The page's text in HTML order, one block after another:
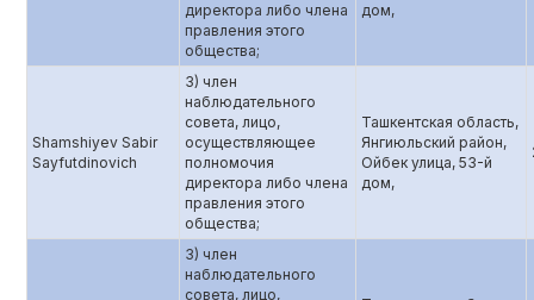
директора либо члена
правления этого
общества;
дом,
Shamshiyev Sabir
Sayfutdinovich
3) член
наблюдательного
совета, лицо,
осуществляющее
полномочия
директора либо члена
правления этого
общества;
Ташкентская область,
Янгиюльский район,
Ойбек улица, 53-й
дом,
3) член
наблюдательного
совета, лицо,